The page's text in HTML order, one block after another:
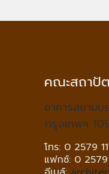
คณะสถาปั
อาคารสยาม
กรุงเทพฯ
โทร: 0 2579
แฟกซ์: 0 2579